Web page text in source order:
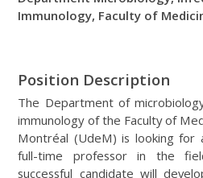
Immunology, Faculty of
Position Description
The Department of
immunology of the Faculty of
Montréal (UdeM) is looking for
full-time professor in the
successful candidate will